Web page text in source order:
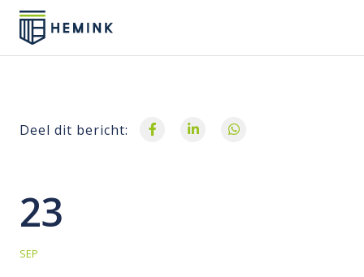
Deel dit bericht:
23
SEP